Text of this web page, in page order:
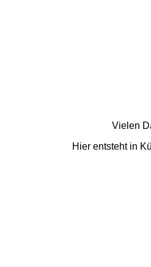
Vielen
Hier entsteht in